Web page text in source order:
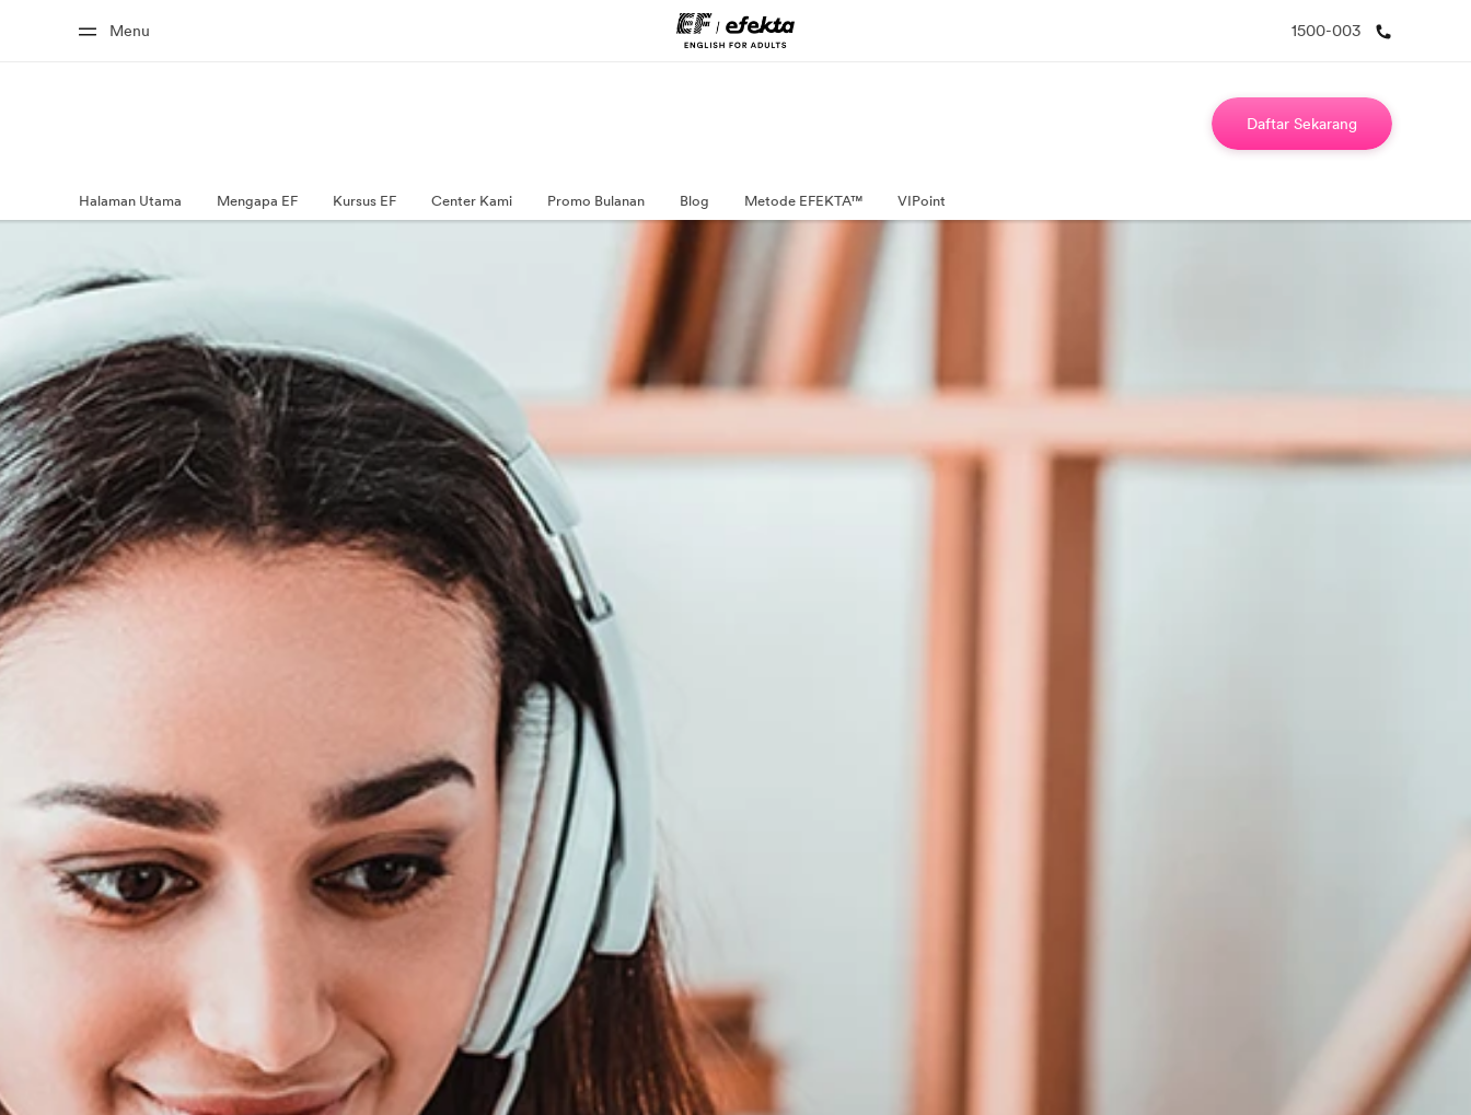
Menu 1500-003
Daftar Sekarang
Halaman Utama Mengapa EF Kursus EF Center Kami Promo Bulanan Blog Metode EFEKTA™ VIPoint